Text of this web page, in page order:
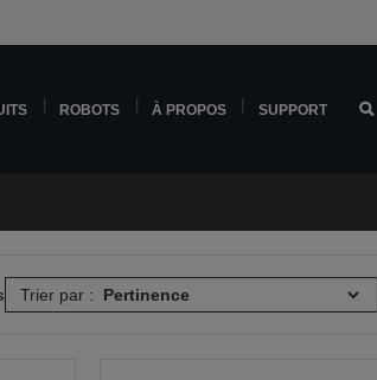
ROBOTS À PROPOS SUPPORT
Trier par :